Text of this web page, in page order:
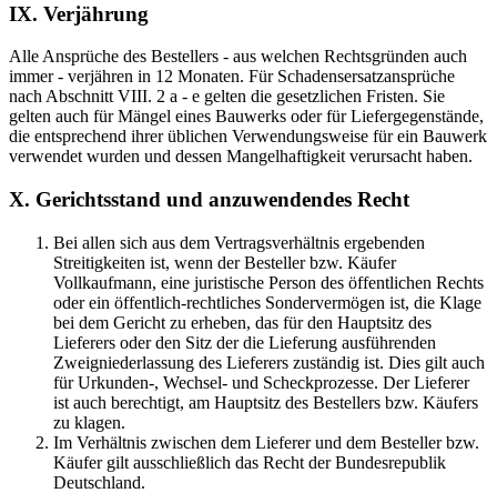
IX. Verjährung
Alle Ansprüche des Bestellers - aus welchen Rechtsgründen auch
immer - verjähren in 12 Monaten. Für Schadensersatzansprüche
nach Abschnitt VIII. 2 a - e gelten die gesetzlichen Fristen. Sie
gelten auch für Mängel eines Bauwerks oder für Liefergegenstände,
die entsprechend ihrer üblichen Verwendungsweise für ein Bauwerk
verwendet wurden und dessen Mangelhaftigkeit verursacht haben.
X. Gerichtsstand und anzuwendendes Recht
Bei allen sich aus dem Vertragsverhältnis ergebenden
Streitigkeiten ist, wenn der Besteller bzw. Käufer
Vollkaufmann, eine juristische Person des öffentlichen Rechts
oder ein öffentlich-rechtliches Sondervermögen ist, die Klage
bei dem Gericht zu erheben, das für den Hauptsitz des
Lieferers oder den Sitz der die Lieferung ausführenden
Zweigniederlassung des Lieferers zuständig ist. Dies gilt auch
für Urkunden-, Wechsel- und Scheckprozesse. Der Lieferer
ist auch berechtigt, am Hauptsitz des Bestellers bzw. Käufers
zu klagen.
Im Verhältnis zwischen dem Lieferer und dem Besteller bzw.
Käufer gilt ausschließlich das Recht der Bundesrepublik
Deutschland.